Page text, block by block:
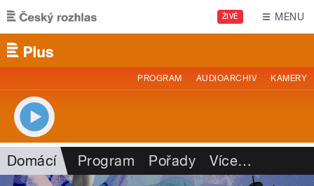
Přejít k hlavnímu obsahu
ŽIVĚ MENU
PROGRAM AUDIOARCHIV KAMERY
Domácí Program Pořady Více…